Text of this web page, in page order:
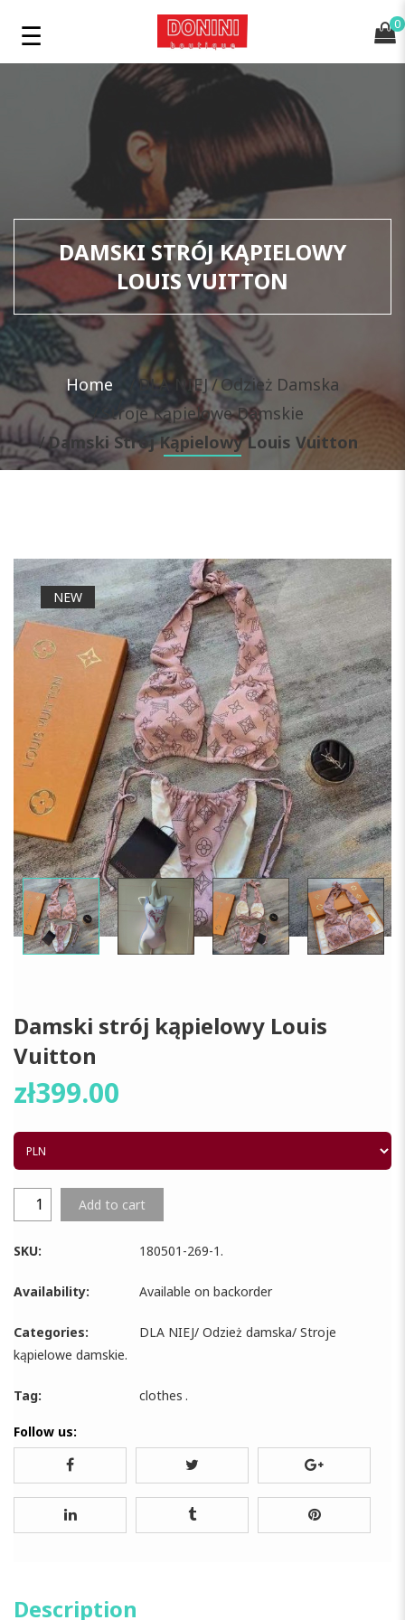
0
DAMSKI STRÓJ KĄPIELOWY
LOUIS VUITTON
Home DLA NIEJ
Odzież Damska
Stroje Kąpielowe Damskie
Damski Strój Kąpielowy Louis Vuitton
NEW
Damski strój kąpielowy Louis
Vuitton
zł399.00
Add to cart
SKU: 180501-269-1.
Availability: Available on backorder
Categories: DLA NIEJ/ Odzież damska/ Stroje
kąpielowe damskie.
Tag: clothes .
Follow us:
Description